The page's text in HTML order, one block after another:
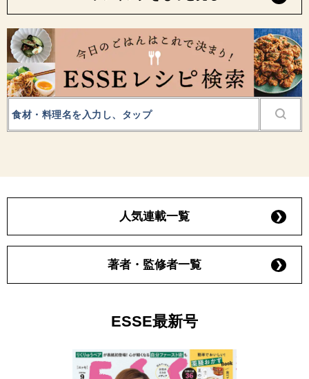
人気連載一覧
著者・監修者一覧
ESSE最新号